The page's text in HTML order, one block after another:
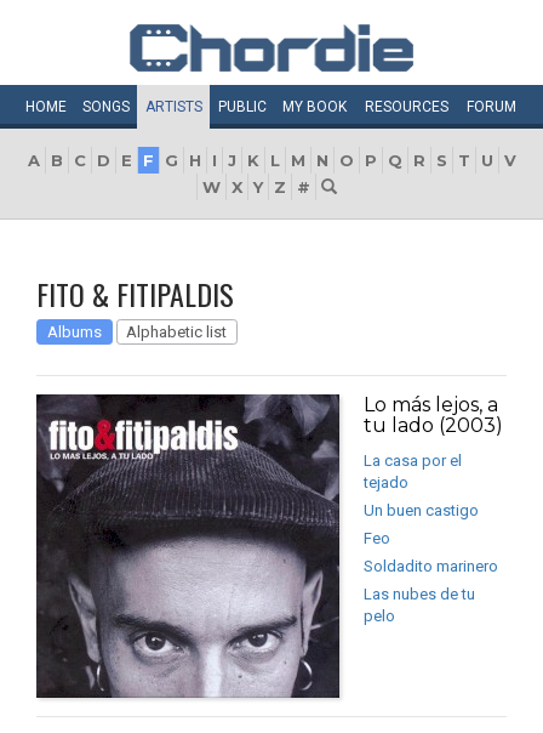
HOME SONGS ARTISTS PUBLIC MY BOOK RESOURCES FORUM
A B C D E F G H I J K L M N O P Q R S T U
V
W X Y Z #
FITO & FITIPALDIS
Albums Alphabetic list
Lo más lejos, a
tu lado (2003)
La casa por el
tejado
Un buen castigo
Feo
Soldadito marinero
Las nubes de tu
pelo